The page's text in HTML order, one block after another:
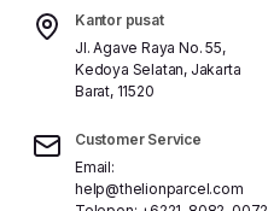
Kantor pusat
Jl. Agave Raya No. 55,
Kedoya Selatan, Jakarta
Barat, 11520
Customer Service
Email:
help@thelionparcel.com